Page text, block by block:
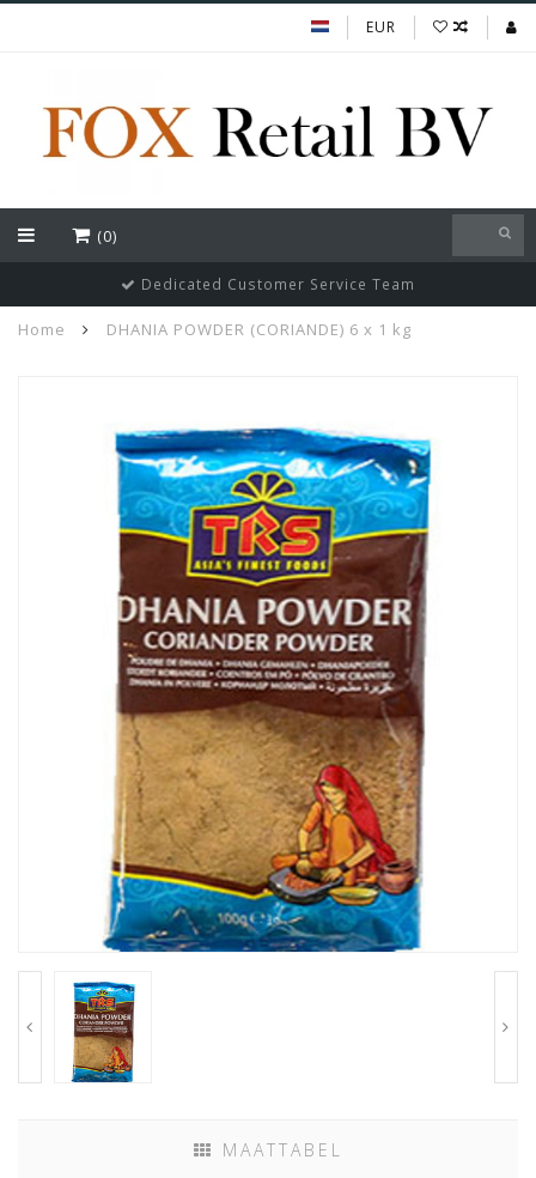
EUR
(0)
Dedicated Customer Service Team
Home DHANIA POWDER (CORIANDE) 6 x 1 kg
MAATTABEL